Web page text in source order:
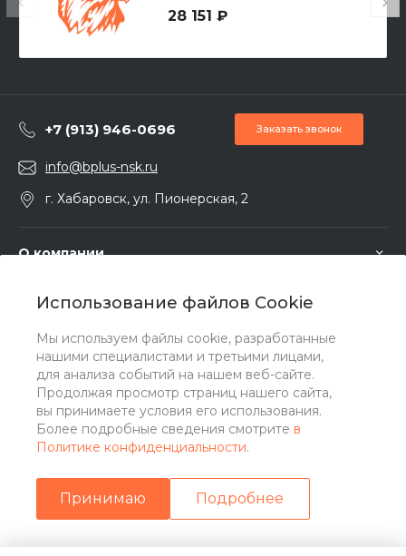
Использование файлов Cookie
Мы используем файлы cookie, разработанные
нашими специалистами и третьими лицами,
для анализа событий на нашем веб-сайте.
Продолжая просмотр страниц нашего сайта,
вы принимаете условия его использования.
Более подробные сведения смотрите в
Политике конфиденциальности.
Принимаю Подробнее
28 151 ₽
+7 (913) 946-0696 Заказать звонок
info@bplus-nsk.ru
г. Хабаровск, ул. Пионерская, 2
О компании
Услуги
Помощь